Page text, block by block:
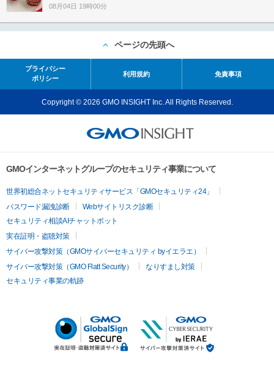
08月04日 19時00分
ページの先頭へ
プライバシー
ポリシー
利用規約 免責事項
Copyright © 2026 GMO INSIGHT Inc. All Rights Reserved.
GMOインターネットグループのセキュリティ事業について
世界初総合ネットセキュリティサービス「GMOセキュリティ24」
パスワード漏洩診断
Webサイトリスク診断
セキュリティ相談AIチャットボット
実在証明・盗聴対策
サイバー攻撃対策（GMOサイバーセキュリティ byイエラエ）
サイバー攻撃対策（GMO Flatt Security）
なりすまし対策
セキュリティ事業の軌跡